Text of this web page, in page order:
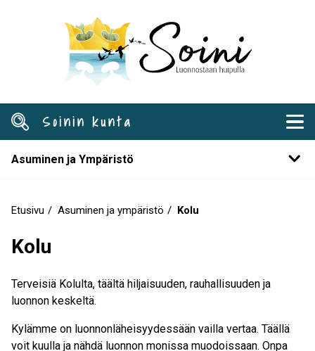
Soinin kunta
Asuminen ja Ympäristö
Etusivu Asuminen ja ympäristö Kolu
Kolu
Terveisiä Kolulta, täältä hiljaisuuden, rauhallisuuden ja
luonnon keskeltä.
Kylämme on luonnonläheisyydessään vailla vertaa. Täällä
voit kuulla ja nähdä luonnon monissa muodoissaan. Onpa